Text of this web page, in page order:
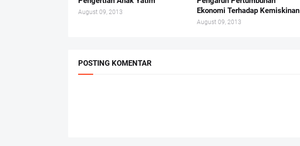
August 09, 2013
Ekonomi Terhadap Kemiskinan
August 09, 2013
POSTING KOMENTAR